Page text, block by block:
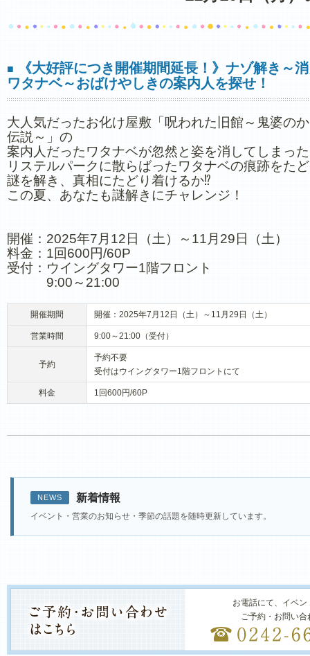
■
《大好評につき開催期間延長！》ナゾ解き～
ワタナベ～おばけやしきの案内人を探せ！
大人気だったお化け屋敷「呪われた旧館～鬼婆の
伝説～」の
案内人だったワタナベが忽然と姿を消してしまっ
リステルパークに散らばったワタナベの痕跡をた
謎を解き、真相にたどり着けるか⁉
この夏、あなたも謎解きにチャレンジ！
開催：2025年7月12日（土）～11月29日（土）
料金：1回600円/60P
受付：ウイングタワー1階フロント
9:00～21:00
開催期間 開催：2025年7月12日（土）～11月29日（土）
営業時間 9:00～21:00（受付）
予約
予約不要
受付はウイングタワー1階フロントにて
料金 1回600円/60P
NEWS 新着情報
イベント・営業のお知らせ・季節の話題を随時更新しています。
お電話にて、イベ
ご予約・お問い